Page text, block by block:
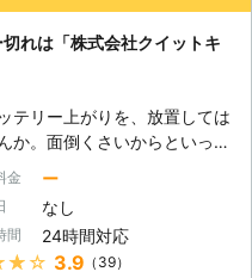
れは「株式会社クイットキ
テリー上がりを、放置しては
か。面倒くさいからといって
ー上がりを放置してしまう
ク内のガソリンが固まって詰
き起こす恐れがあります。そ
車のバッテリー上がりはすぐ
消する必要があるのです。
金 ー
なし
間 24時間対応
3.9 （39）